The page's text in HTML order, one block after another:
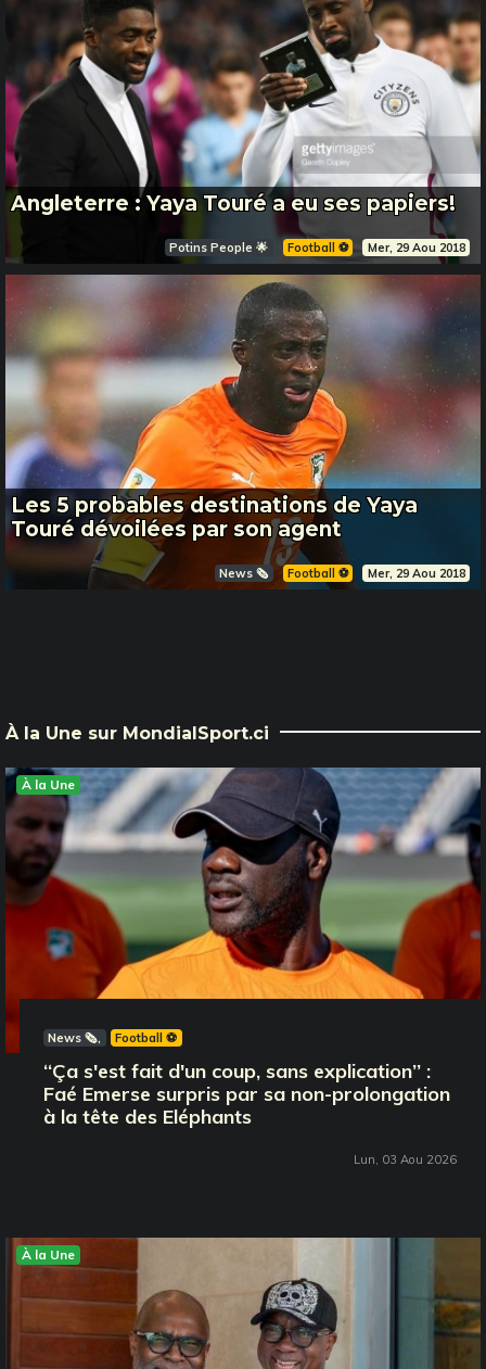
Angleterre : Yaya Touré a eu ses papiers!
Potins People 🌟 Football ⚽️ Mer, 29 Aou 2018
Les 5 probables destinations de Yaya
Touré dévoilées par son agent
News 🗞️ Football ⚽️ Mer, 29 Aou 2018
À la Une sur MondialSport.ci
À la Une
News 🗞️ Football ⚽️
‘‘Ça s'est fait d'un coup, sans explication’’ :
Faé Emerse surpris par sa non-prolongation
à la tête des Eléphants
Lun, 03 Aou 2026
À la Une